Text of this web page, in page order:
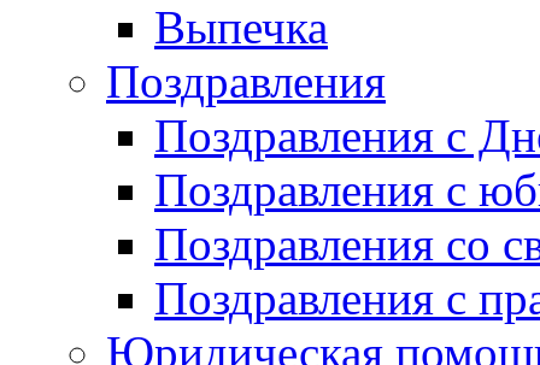
Выпечка
Поздравления
Поздравления с
Поздравления с
Поздравления со
Поздравления с
Юридическая